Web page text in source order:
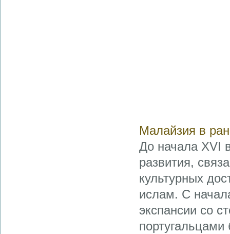
Малайзия в
До начала XVI
развития,
культурных
ислам. С
экспансии со